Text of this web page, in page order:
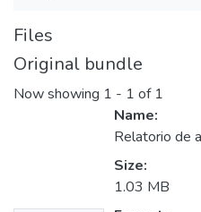
Files
Original bundle
Now showing 1 - 1 of 1
Name:
Relatorio de
Size:
1.03 MB